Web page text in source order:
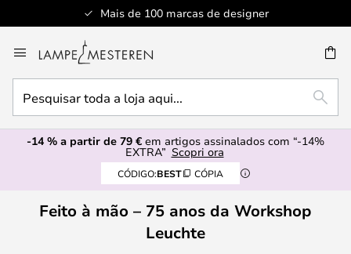
Mais de 100 marcas de designer
para
o
Conteúdo
toda
a
loja-14 % a partir de 79 € em artigos assinalados com “-14%
EXTRA” Scopri ora
CÓDIGO:BEST CÓPIA
Feito à mão – 75 anos da Workshop
Leuchte